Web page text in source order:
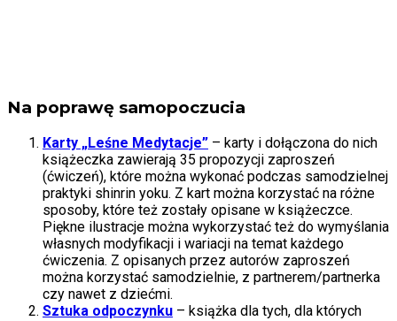
Na poprawę samopoczucia
Karty „Leśne Medytacje” – karty i dołączona do nich
książeczka zawierają 35 propozycji zaproszeń
(ćwiczeń), które można wykonać podczas samodzielnej
praktyki shinrin yoku. Z kart można korzystać na różne
sposoby, które też zostały opisane w książeczce.
Piękne ilustracje można wykorzystać też do wymyślania
własnych modyfikacji i wariacji na temat każdego
ćwiczenia. Z opisanych przez autorów zaproszeń
można korzystać samodzielnie, z partnerem/partnerka
czy nawet z dziećmi.
Sztuka odpoczynku – książka dla tych, dla których